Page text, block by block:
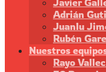
Adrián
Juanlu
Rubén
Nuestros
Rayo